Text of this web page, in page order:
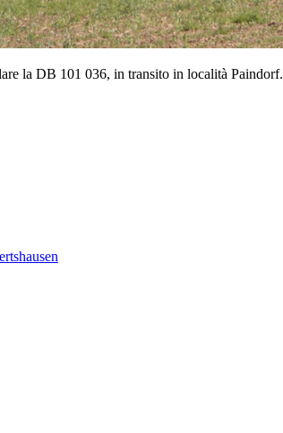
la DB 101 036, in transito in località Paindorf.